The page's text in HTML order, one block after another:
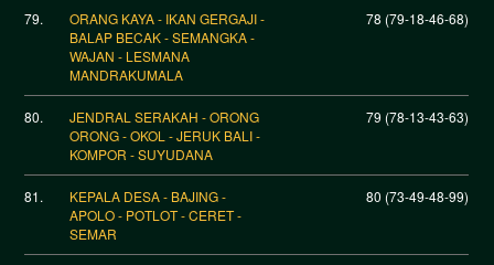
79.
ORANG KAYA - IKAN GERGAJI -
BALAP BECAK - SEMANGKA -
WAJAN - LESMANA
MANDRAKUMALA
78 (79-18-46-68)
80.
JENDRAL SERAKAH - ORONG
ORONG - OKOL - JERUK BALI -
KOMPOR - SUYUDANA
79 (78-13-43-63)
81.
KEPALA DESA - BAJING -
APOLO - POTLOT - CERET -
SEMAR
80 (73-49-48-99)